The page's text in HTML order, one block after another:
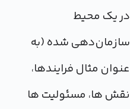
در یک محیط
سازمان‌دهی شده (به
عنوان مثال فرایندها،
نقش ها، مسئولیت ها